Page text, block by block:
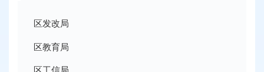
区发改局
区教育局
区工信局